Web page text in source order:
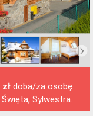
zł doba/za osobę
Sylwestra.